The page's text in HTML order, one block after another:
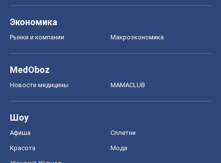
Экономика
Рынки и компании Mакроэкономика
MedOboz
Новости медицины MAMACLUB
Шоу
Афиша Сплетни
Красота Мода